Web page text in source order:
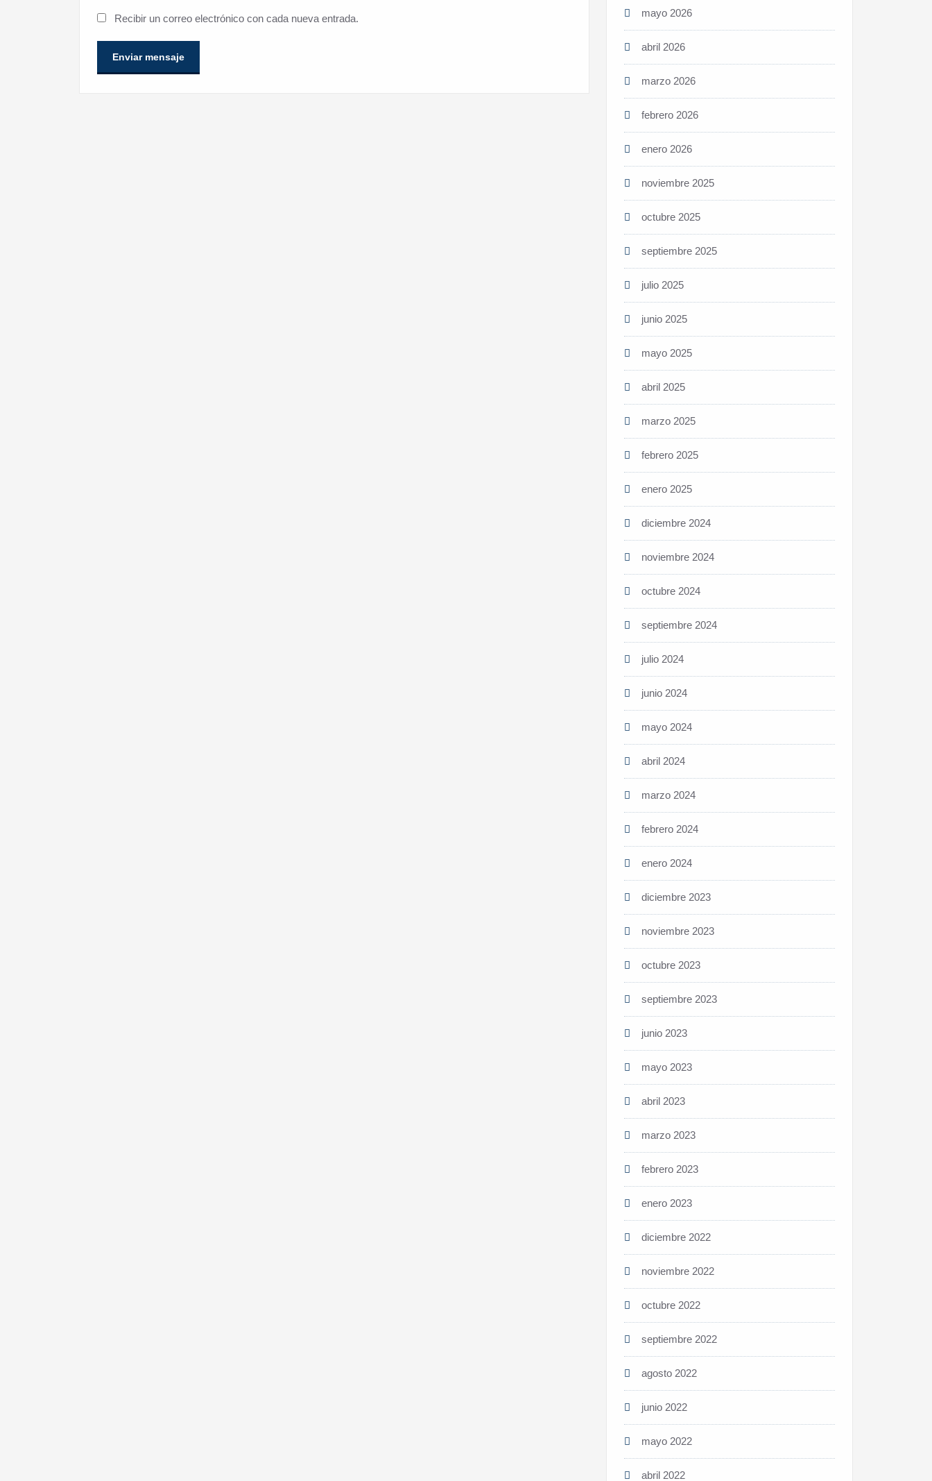
Recibir un correo electrónico con cada nueva entrada. mayo 2026
abril 2026
marzo 2026
febrero 2026
enero 2026
noviembre 2025
octubre 2025
septiembre 2025
julio 2025
junio 2025
mayo 2025
abril 2025
marzo 2025
febrero 2025
enero 2025
diciembre 2024
noviembre 2024
octubre 2024
septiembre 2024
julio 2024
junio 2024
mayo 2024
abril 2024
marzo 2024
febrero 2024
enero 2024
diciembre 2023
noviembre 2023
octubre 2023
septiembre 2023
junio 2023
mayo 2023
abril 2023
marzo 2023
febrero 2023
enero 2023
diciembre 2022
noviembre 2022
octubre 2022
septiembre 2022
agosto 2022
junio 2022
mayo 2022
abril 2022